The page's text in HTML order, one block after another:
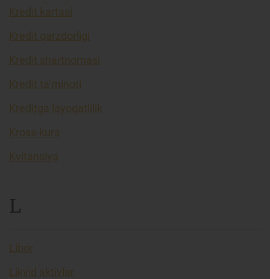
Kredit kartasi
Kredit qarzdorligi
Kredit shartnomasi
Kredit ta’minoti
Kreditga layoqatlilik
Kross-kurs
Kvitansiya
L
Libor
Likvid aktivlar